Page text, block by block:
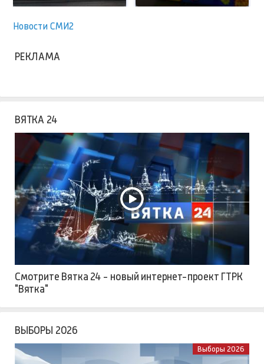
Новости СМИ2
РЕКЛАМА
ВЯТКА 24
Смотрите Вятка 24 - новый интернет-проект ГТРК
"Вятка"
ВЫБОРЫ 2026
Выборы 2026